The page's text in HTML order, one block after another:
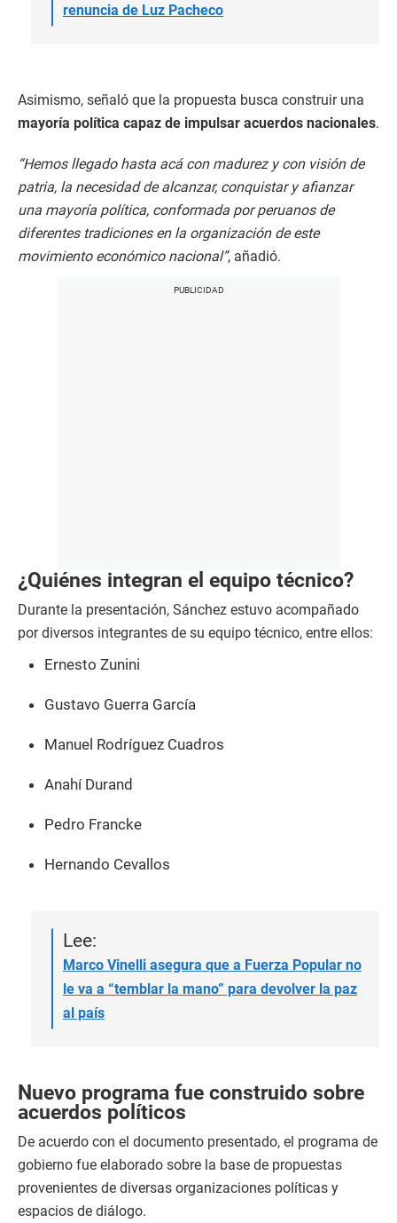
renuncia de Luz Pacheco
Asimismo, señaló que la propuesta busca construir una
mayoría política capaz de impulsar acuerdos nacionales.
“Hemos llegado hasta acá con madurez y con visión de
patria, la necesidad de alcanzar, conquistar y afianzar
una mayoría política, conformada por peruanos de
diferentes tradiciones en la organización de este
movimiento económico nacional”, añadió.
¿Quiénes integran el equipo técnico?
Durante la presentación, Sánchez estuvo acompañado
por diversos integrantes de su equipo técnico, entre ellos:
Ernesto Zunini
Gustavo Guerra García
Manuel Rodríguez Cuadros
Anahí Durand
Pedro Francke
Hernando Cevallos
Lee:
Marco Vinelli asegura que a Fuerza Popular no
le va a “temblar la mano” para devolver la paz
al país
Nuevo programa fue construido sobre
acuerdos políticos
De acuerdo con el documento presentado, el programa de
gobierno fue elaborado sobre la base de propuestas
provenientes de diversas organizaciones políticas y
espacios de diálogo.